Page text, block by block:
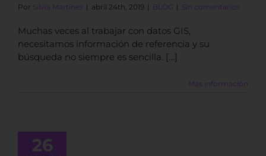
Por Silvia Martínez | abril 24th, 2019 | BLOG | Sin comentarios
Muchas veces al trabajar con datos GIS,
necesitamos información de referencia y su
búsqueda no siempre es sencilla. […]
Más información
26
de la
de